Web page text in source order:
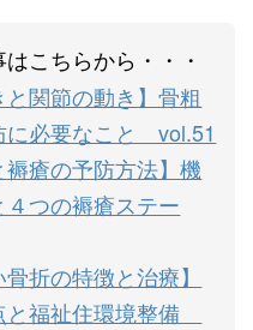
はこちらから・・・
と関節の動き】骨粗
に必要なこと vol.51
褥瘡の予防方法】機
つの褥瘡ステー
骨折の特徴と治療】
と福祉住環境整備